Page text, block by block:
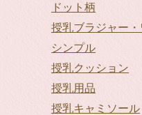
ドット柄
授乳ブラジャー
シンプル
授乳クッション
授乳用品
授乳キャミソール